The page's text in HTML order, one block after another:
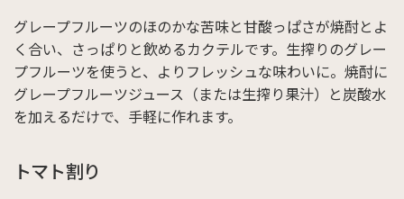
グレープフルーツのほのかな苦味と甘酸っぱさが焼酎とよ
く合い、さっぱりと飲めるカクテルです。生搾りのグレー
プフルーツを使うと、よりフレッシュな味わいに。焼酎に
グレープフルーツジュース（または生搾り果汁）と炭酸水
を加えるだけで、手軽に作れます。
トマト割り